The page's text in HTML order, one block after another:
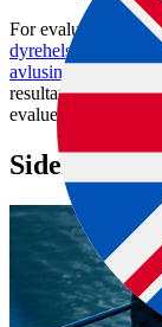
For evaluering av
dyrehelsepersonell
avlusingsmetoder
resultater og
evalueringskriterier
Siden er en